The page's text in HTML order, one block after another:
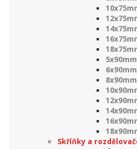
Skříňky a